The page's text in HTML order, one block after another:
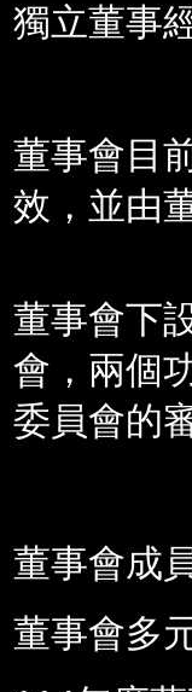
獨立董事
董事會目
效，並由
董事會下
會，兩個
委員會的
董事會成
董事會多